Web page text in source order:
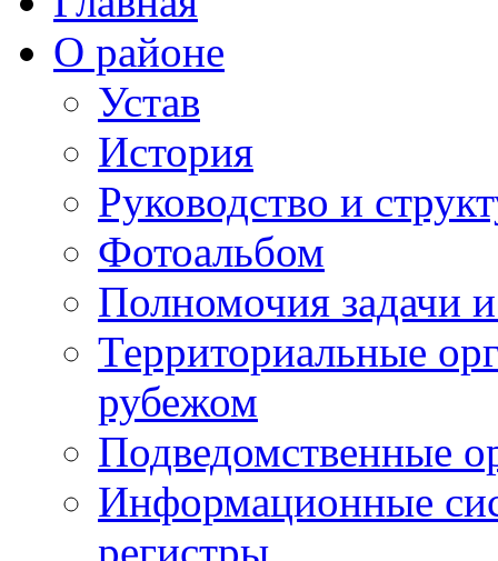
О районе
Устав
История
Руководство и
Фотоальбом
Полномочия задачи
Территориальные
рубежом
Подведомственные
Информационные
регистры